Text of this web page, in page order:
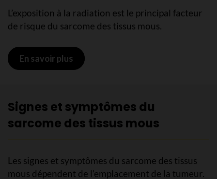
L’exposition à la radiation est le principal facteur
de risque du sarcome des tissus mous.
En savoir plus sur Facteurs de risque du sarcome
Signes et symptômes du
sarcome des tissus mous
Les signes et symptômes du sarcome des tissus
mous dépendent de l’emplacement de la tumeur.